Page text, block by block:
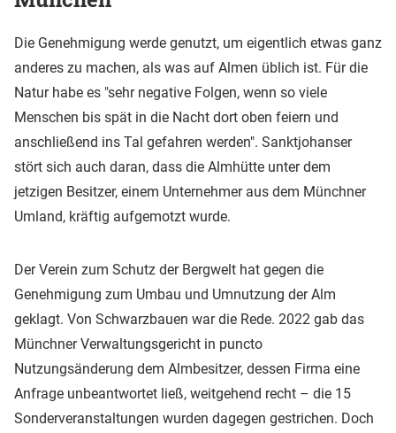
Die Genehmigung werde genutzt, um eigentlich etwas ganz
anderes zu machen, als was auf Almen üblich ist. Für die
Natur habe es "sehr negative Folgen, wenn so viele
Menschen bis spät in die Nacht dort oben feiern und
anschließend ins Tal gefahren werden". Sanktjohanser
stört sich auch daran, dass die Almhütte unter dem
jetzigen Besitzer, einem Unternehmer aus dem Münchner
Umland, kräftig aufgemotzt wurde.
Der Verein zum Schutz der Bergwelt hat gegen die
Genehmigung zum Umbau und Umnutzung der Alm
geklagt. Von Schwarzbauen war die Rede. 2022 gab das
Münchner Verwaltungsgericht in puncto
Nutzungsänderung dem Almbesitzer, dessen Firma eine
Anfrage unbeantwortet ließ, weitgehend recht – die 15
Sonderveranstaltungen wurden dagegen gestrichen. Doch